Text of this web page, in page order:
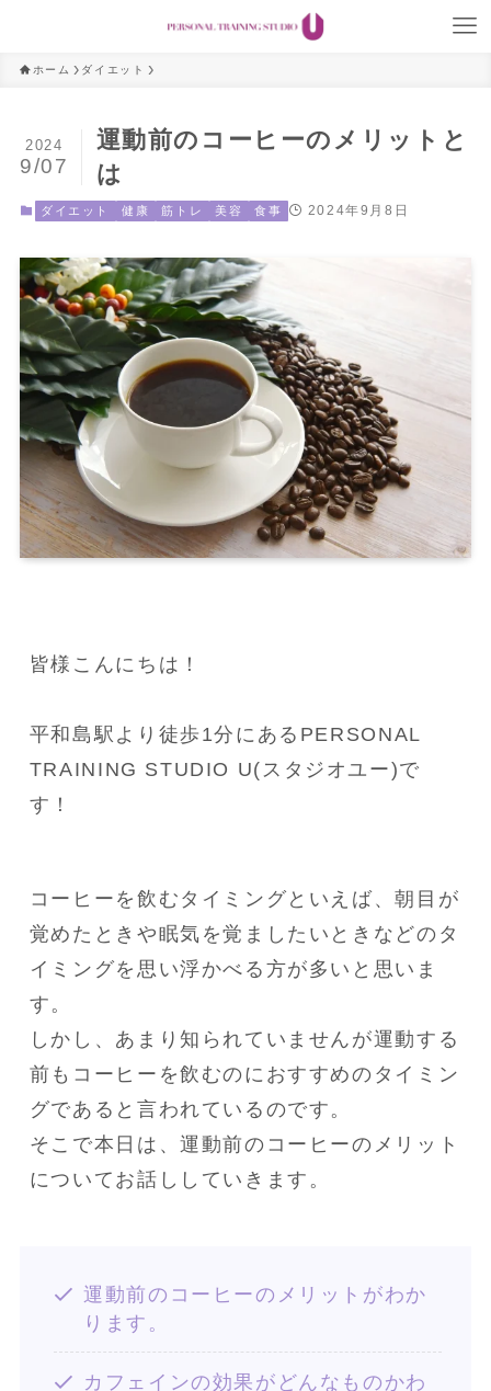
ホーム ダイエット
運動前のコーヒーのメリットと
は
2024
9/07
ダイエット 健康 筋トレ 美容 食事 2024年9月8日
皆様こんにちは！
平和島駅より徒歩1分にあるPERSONAL
TRAINING STUDIO U(スタジオユー)で
す！
コーヒーを飲むタイミングといえば、朝目が
覚めたときや眠気を覚ましたいときなどのタ
イミングを思い浮かべる方が多いと思いま
す。
しかし、あまり知られていませんが運動する
前もコーヒーを飲むのにおすすめのタイミン
グであると言われているのです。
そこで本日は、運動前のコーヒーのメリット
についてお話ししていきます。
運動前のコーヒーのメリットがわか
ります。
カフェインの効果がどんなものかわ